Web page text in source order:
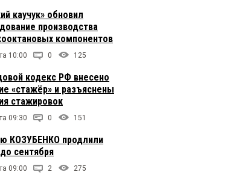
каучук» обновил
производства
компонентов
10:00 0 125
кодекс РФ внесено
«стажёр» и разъяснены
стажировок
09:30 0 151
КОЗУБЕНКО продлили
сентября
09:00 2 275